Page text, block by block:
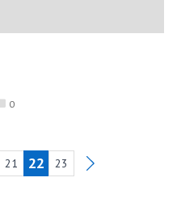
0
21 22 23